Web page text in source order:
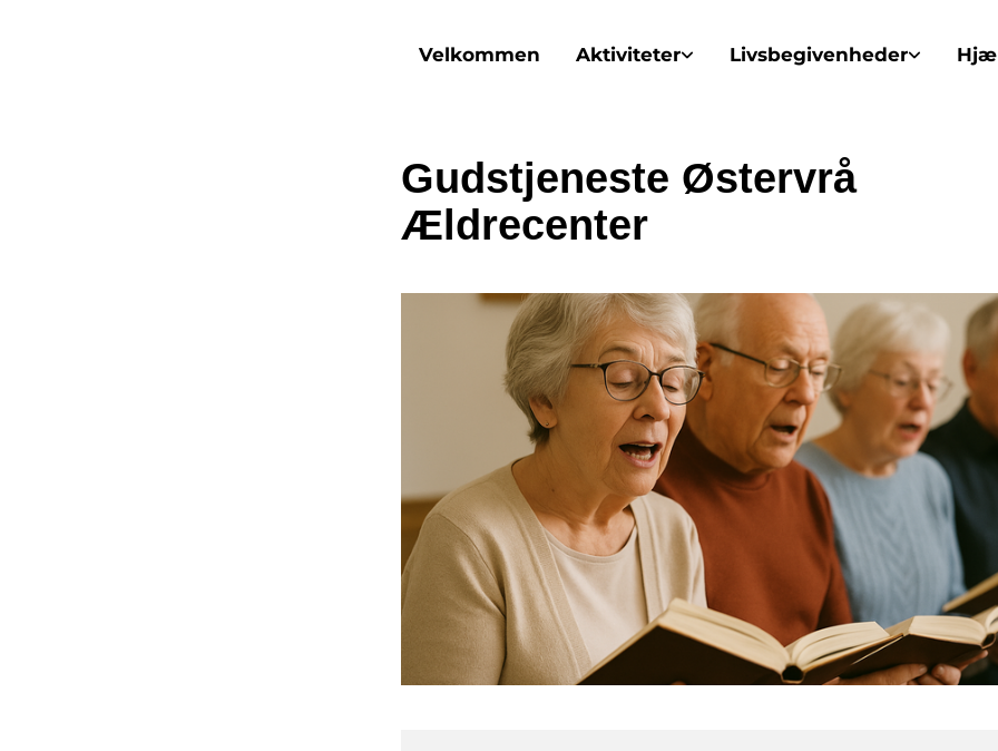
Velkommen Aktiviteter Livsbegivenheder
Gudstjeneste Østervrå
Ældrecenter